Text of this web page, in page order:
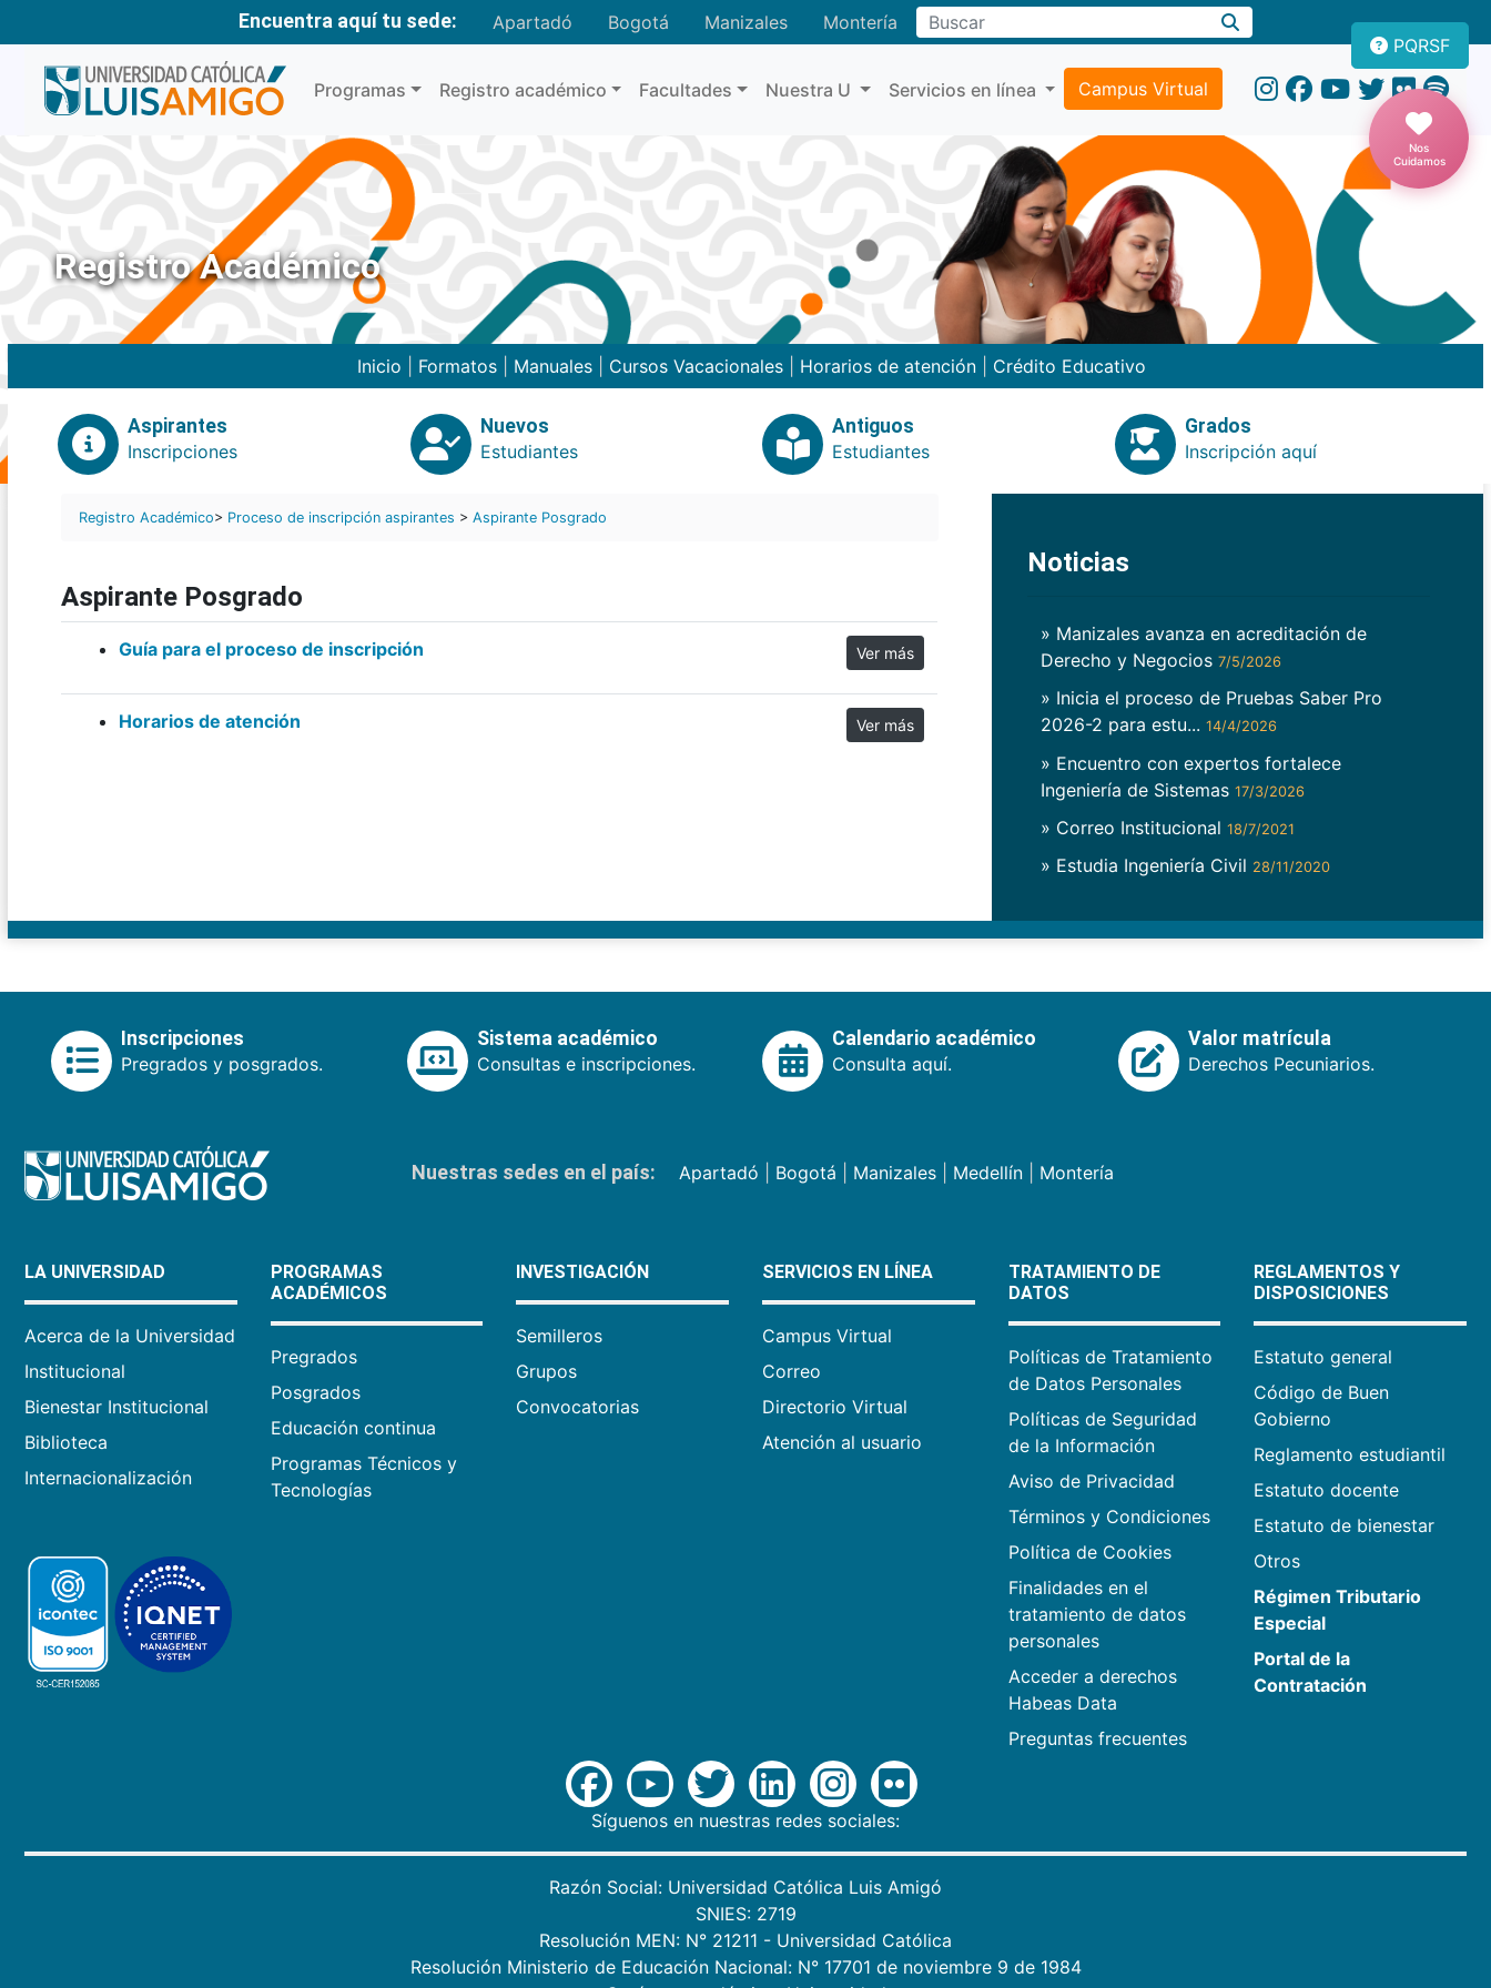
Encuentra aquí tu sede: Apartadó Bogotá Manizales MonteríaBuscar
Programas Registro académico Facultades Nuestra U Servicios en línea Campus Virtual
PQRSF
Nos
Cuidamos
Registro Académico
Inicio Formatos| Manuales| Cursos Vacacionales| Horarios de atención| Crédito Educativo
Aspirantes
Inscripciones
Nuevos
Estudiantes
Antiguos
Estudiantes
Grados
Inscripción aquí
Registro Académico> Proceso de inscripción aspirantes > Aspirante Posgrado
Aspirante Posgrado
Guía para el proceso de inscripción Ver más
Horarios de atención Ver más
Noticias
» Manizales avanza en acreditación de
Derecho y Negocios 7/5/2026
» Inicia el proceso de Pruebas Saber Pro
2026-2 para estu... 14/4/2026
» Encuentro con expertos fortalece
Ingeniería de Sistemas 17/3/2026
» Correo Institucional 18/7/2021
» Estudia Ingeniería Civil 28/11/2020
Inscripciones
Pregrados y posgrados.
Sistema académico
Consultas e inscripciones.
Calendario académico
Consulta aquí.
Valor matrícula
Derechos Pecuniarios.
Nuestras sedes en el país: Apartadó Bogotá Manizales| Medellín| Montería
LA UNIVERSIDAD
Acerca de la Universidad
Institucional
Bienestar Institucional
Biblioteca
Internacionalización
PROGRAMAS
ACADÉMICOS
Pregrados
Posgrados
Educación continua
Programas Técnicos y
Tecnologías
INVESTIGACIÓN
Semilleros
Grupos
Convocatorias
SERVICIOS EN LÍNEA
Campus Virtual
Correo
Directorio Virtual
Atención al usuario
TRATAMIENTO DE
DATOS
Políticas de Tratamiento
de Datos Personales
Políticas de Seguridad
de la Información
Aviso de Privacidad
Términos y Condiciones
Política de Cookies
Finalidades en el
tratamiento de datos
personales
Acceder a derechos
Habeas Data
Preguntas frecuentes
REGLAMENTOS Y
DISPOSICIONES
Estatuto general
Código de Buen
Gobierno
Reglamento estudiantil
Estatuto docente
Estatuto de bienestar
Otros
Régimen Tributario
Especial
Portal de la
Contratación
Síguenos en nuestras redes sociales:
Razón Social: Universidad Católica Luis Amigó
SNIES: 2719
Resolución MEN: N° 21211 - Universidad Católica
Resolución Ministerio de Educación Nacional: N° 17701 de noviembre 9 de 1984